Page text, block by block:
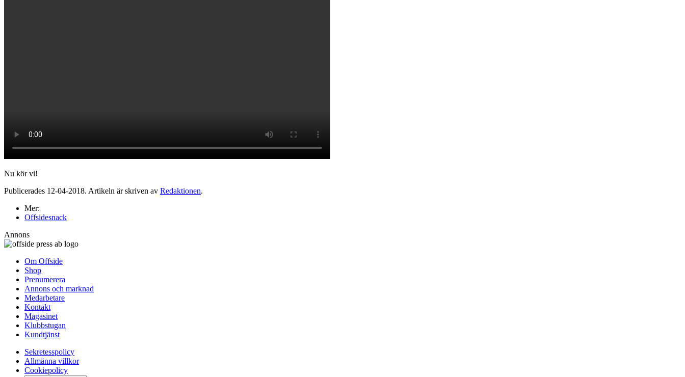
Nu kör vi!
Publicerades 12-04-2018. Artikeln är skriven av Redaktionen.
Mer:
Offsidesnack
Annons
Om Offside
Shop
Prenumerera
Annons och marknad
Medarbetare
Kontakt
Magasinet
Klubbstugan
Kundtjänst
Sekretesspolicy
Allmänna villkor
Cookiepolicy